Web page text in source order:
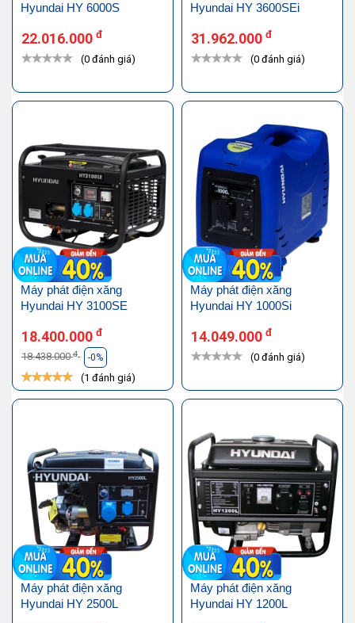
Hyundai HY 6000S
22.016.000 đ
(0 đánh giá)
Hyundai HY 3600SEi
31.962.000 đ
(0 đánh giá)
Máy phát điện xăng
Hyundai HY 3100SE
18.400.000 đ
18.438.000đ -0%
(1 đánh giá)
Máy phát điện xăng
Hyundai HY 1000Si
14.049.000 đ
(0 đánh giá)
Máy phát điện xăng
Hyundai HY 2500L
Máy phát điện xăng
Hyundai HY 1200L